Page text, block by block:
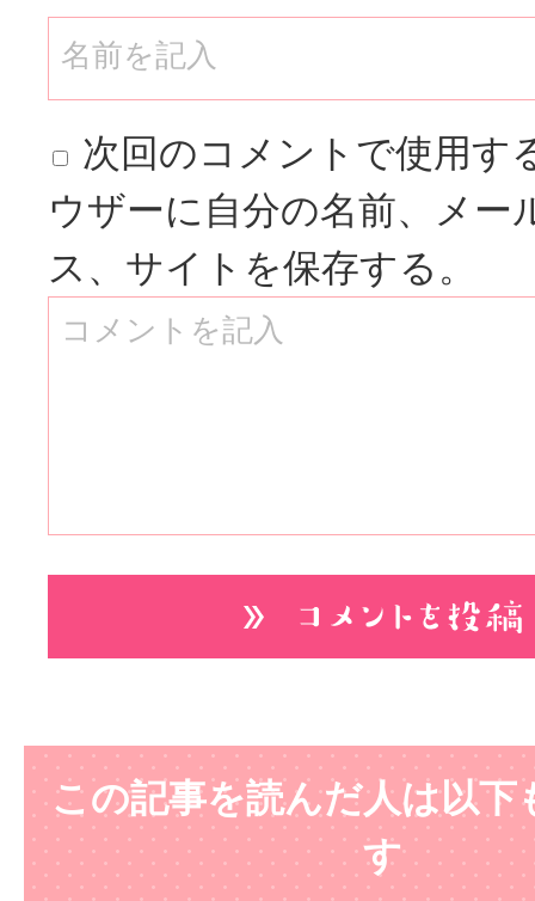
次回のコメントで使用す
ウザーに自分の名前、メー
ス、サイトを保存する。
この記事を読んだ人は以下
す